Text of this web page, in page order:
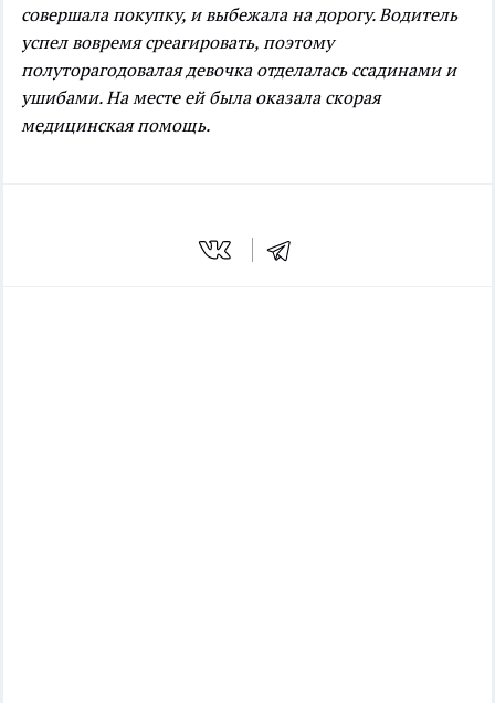
совершала покупку, и выбежала на дорогу. Водитель
успел вовремя среагировать, поэтому
полуторагодовалая девочка отделалась ссадинами и
ушибами. На месте ей была оказала скорая
медицинская помощь.